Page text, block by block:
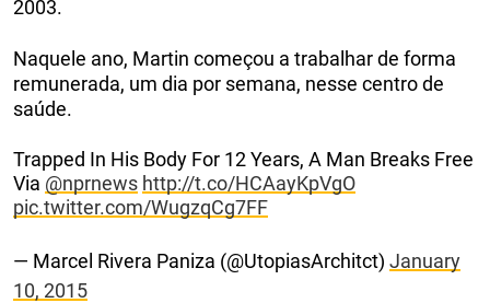
2003.
Naquele ano, Martin começou a trabalhar de forma
remunerada, um dia por semana, nesse centro de
saúde.
Trapped In His Body For 12 Years, A Man Breaks Free
Via @nprnews http://t.co/HCAayKpVgO
pic.twitter.com/WugzqCg7FF
— Marcel Rivera Paniza (@UtopiasArchitct) January
10, 2015